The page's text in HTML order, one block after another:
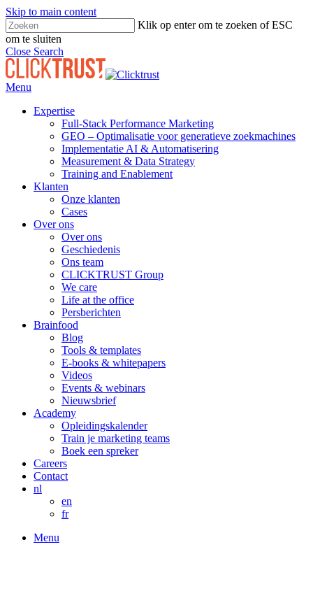
Skip to main content
Klik op enter om te zoeken of ESC
om te sluiten
Close Search
Menu
Expertise
Full-Stack Performance Marketing
GEO – Optimalisatie voor generatieve zoekmachines
Implementatie AI & Automatisering
Measurement & Data Strategy
Training and Enablement
Klanten
Onze klanten
Cases
Over ons
Over ons
Geschiedenis
Ons team
CLICKTRUST Group
We care
Life at the office
Persberichten
Brainfood
Blog
Tools & templates
E-books & whitepapers
Videos
Events & webinars
Nieuwsbrief
Academy
Opleidingskalender
Train je marketing teams
Boek een spreker
Careers
Contact
nl
en
fr
Menu